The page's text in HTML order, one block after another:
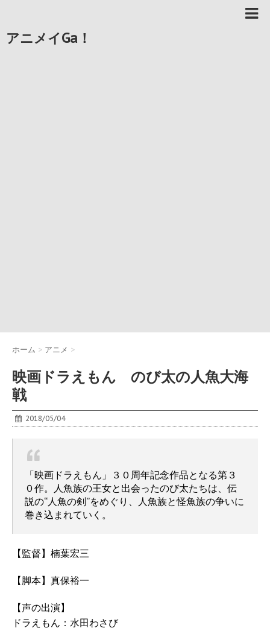
アニメイGa！
ホーム > アニメ >
映画ドラえもん のび太の人魚大海
戦
2018/05/04
「映画ドラえもん」３０周年記念作品となる第３
０作。人魚族の王女と出会ったのび太たちは、伝
説の“人魚の剣”をめぐり、人魚族と怪魚族の争いに
巻き込まれていく。
【監督】楠葉宏三
【脚本】真保裕一
【声の出演】
ドラえもん：水田わさび